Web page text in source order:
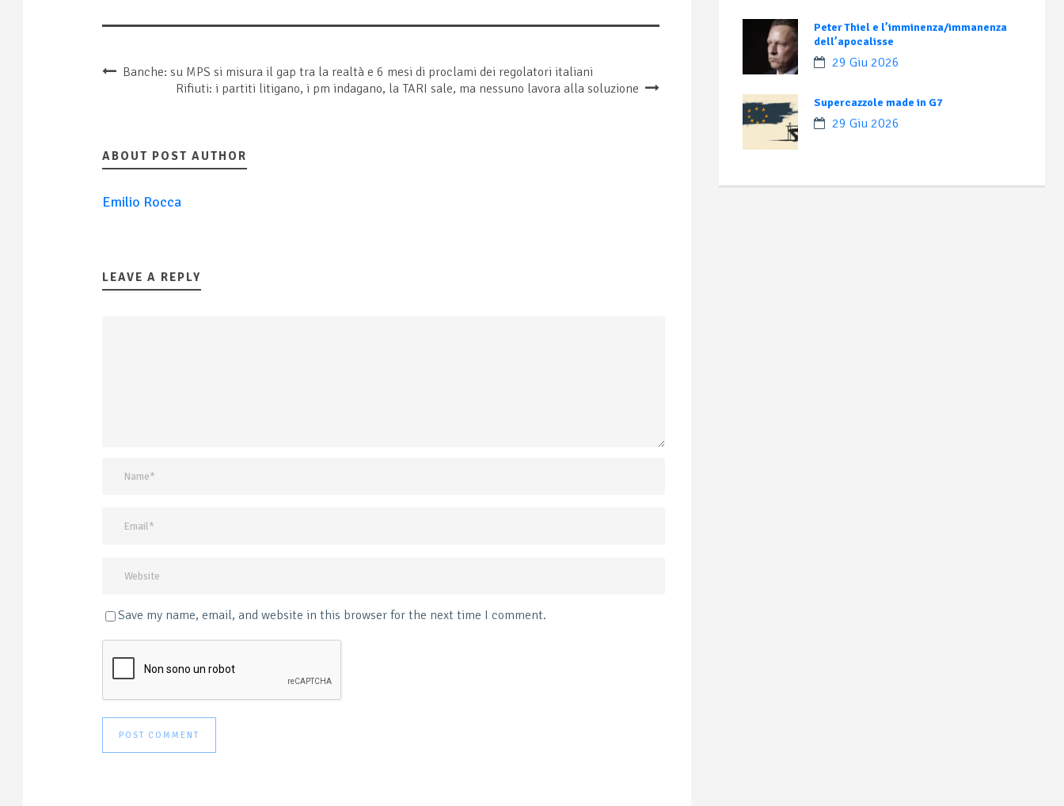
Banche: su MPS si misura il gap tra la realtà e 6 mesi di proclami dei regolatori italiani
Rifiuti: i partiti litigano, i pm indagano, la TARI sale, ma nessuno lavora alla soluzione
ABOUT POST AUTHOR
Emilio Rocca
LEAVE A REPLY
Save my name, email, and website in this browser for the next time I comment.
Peter Thiel e l’imminenza/immanenza
dell’apocalisse
29 Giu 2026
Supercazzole made in G7
29 Giu 2026